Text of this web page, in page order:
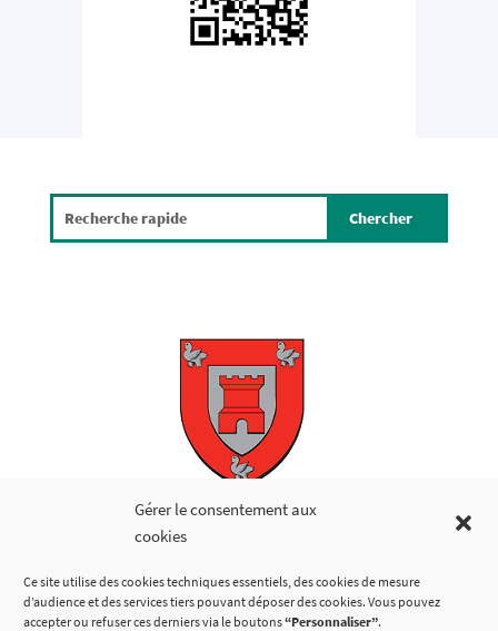
Gérer le consentement aux
cookies
Ce site utilise des cookies techniques essentiels, des cookies de mesure
d’audience et des services tiers pouvant déposer des cookies. Vous pouvez
accepter ou refuser ces derniers via le boutons“Personnaliser”.
Copyright © 2026